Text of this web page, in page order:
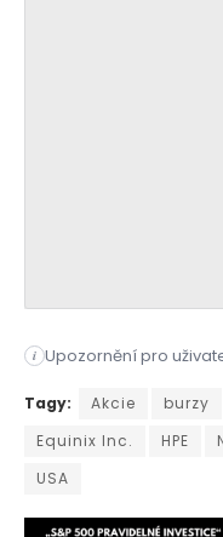
i Upozornění pro
Partnerství
Tagy: Akcie burzy
Equinix Inc.
HPE
USA